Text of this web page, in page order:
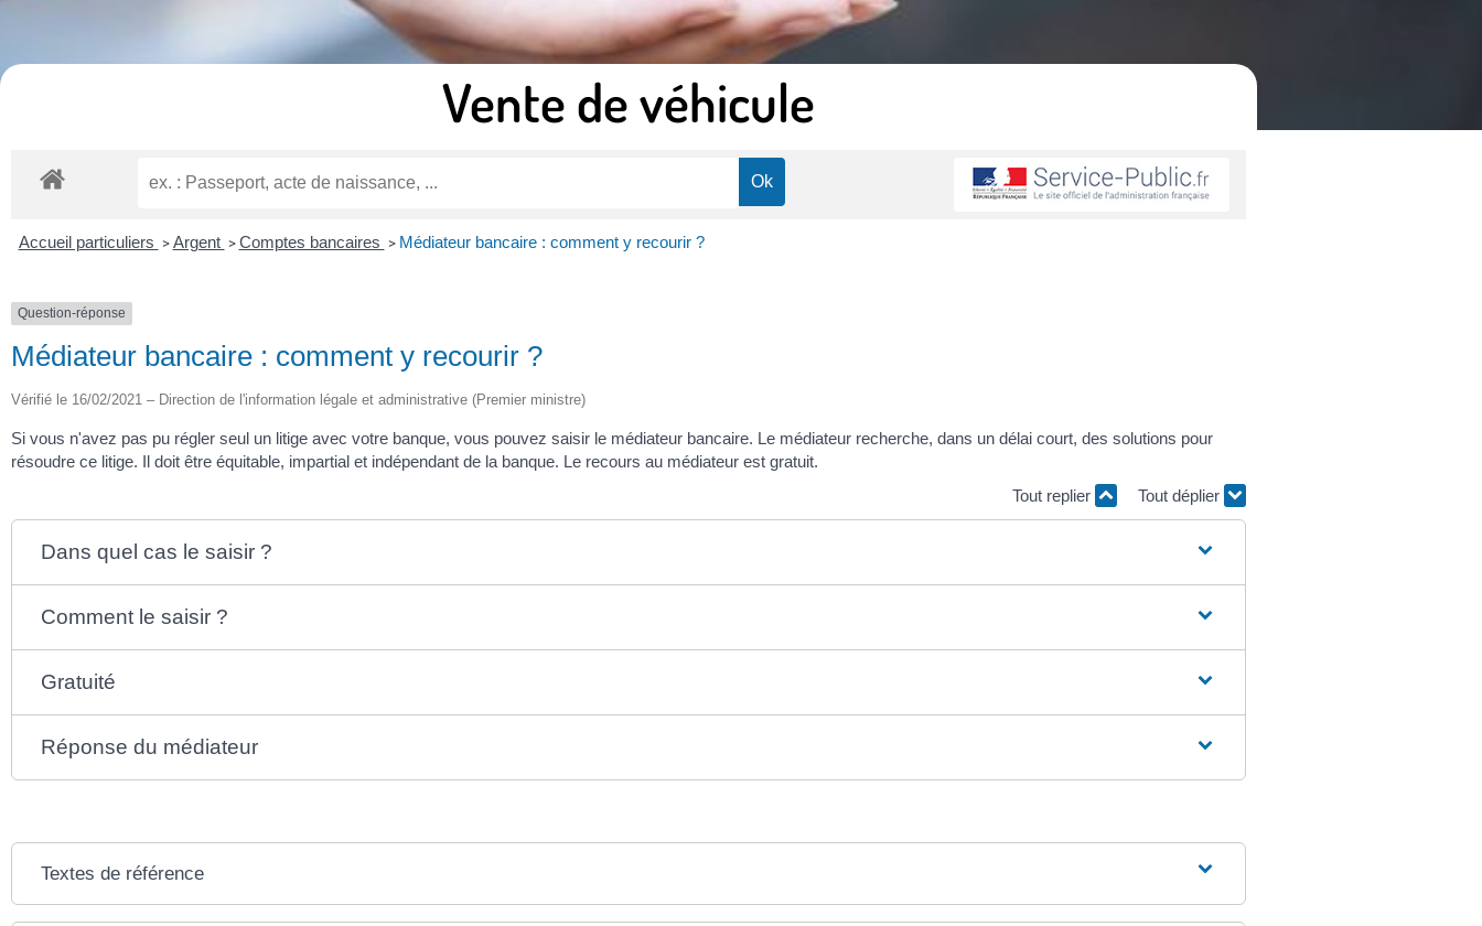
Vente de véhicule
Accueil particuliers > Argent > Comptes bancaires > Médiateur bancaire : comment y recourir ?
Question-réponse
Médiateur bancaire : comment y recourir ?
Vérifié le 16/02/2021 – Direction de l'information légale et administrative (Premier ministre)
Si vous n'avez pas pu régler seul un litige avec votre banque, vous pouvez saisir le médiateur bancaire. Le médiateur recherche, dans un délai court, des solutions pour
résoudre ce litige. Il doit être équitable, impartial et indépendant de la banque. Le recours au médiateur est gratuit.
Tout replier
Tout déplier
Dans quel cas le saisir ?
Comment le saisir ?
Gratuité
Réponse du médiateur
Textes de référence